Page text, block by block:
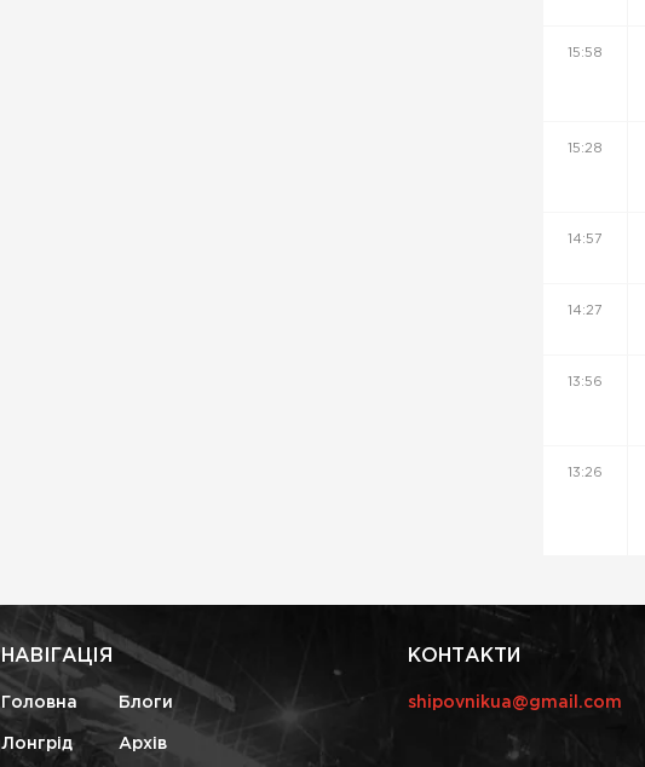
15:58
15:28
14:57
14:27
13:56
13:26
НАВІГАЦІЯ
Головна Блоги
Лонгрід Архів
КОНТАКТИ
shipovnikua@gmail.com